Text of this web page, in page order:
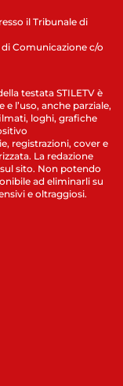
il Tribunale di
Comunicazione c/o
testata STILETV è
l’uso, anche parziale,
loghi, grafiche
registrazioni, cover e
La redazione
sito. Non potendo
ad eliminarli su
e oltraggiosi.